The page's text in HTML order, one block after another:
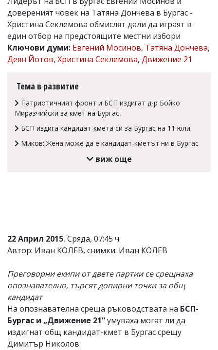
Коментарите
под
статиите
се
въвеждат
читателите
отговорност
тях!
Ако
откриете
довереният човек на Татяна Дончева в Бургас -
Христина Секлемова обмислят дали да играят в
един отбор на предстоящите местни избори
Ключови думи: Евгений Мосинов, Татяна Дончева,
Деян Йотов, Христина Секлемова, Движение 21
Тема в развитие
Патриотичният фронт и БСП издигат д-р Бойко
Миразчийски за кмет на Бургас
БСП издига кандидат-кмета си за Бургас на 11 юли
Миков: Жена може да е кандидат-кметът ни в Бургас
виж още
22 Април 2015, Сряда, 07:45 ч.
Автор: Иван КОЛЕВ, снимки: Иван КОЛЕВ
Преговорни екипи от двете партии се срещнаха
опознавателно, търсят допирни точки за общ
кандидат
На опознавателна среща ръководствата на БСП-
Бургас и „Движение 21“умуваха могат ли да
издигнат общ кандидат-кмет в Бургас срещу
Димитър Николов.